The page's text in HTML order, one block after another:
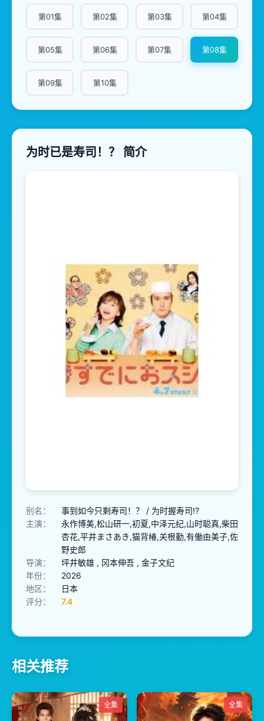
第01集 第02集 第03集 第04集
第05集 第06集 第07集 第08集
第09集 第10集
为时已是寿司！？ 简介
别名：
事到如今只剩寿司！？ / 为时握寿司!?
主演：
永作博美,松山研一,初夏,中泽元纪,山时聪真,柴田
杏花,平井まさあき,猫背椿,关根勤,有働由美子,佐
野史郎
导演：
坪井敏雄 , 冈本伸吾 , 金子文纪
年份：
2026
地区：
日本
评分：
7.4
相关推荐
全集 全集